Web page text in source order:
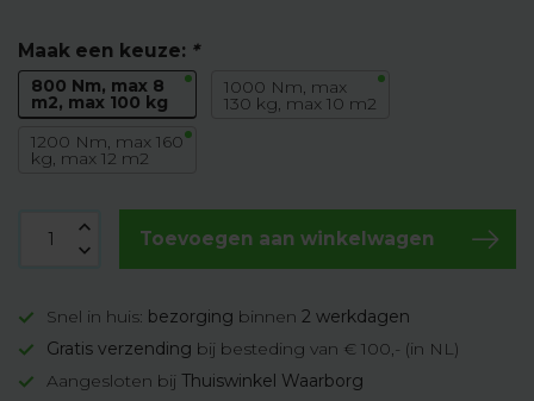
Maak een keuze: *
800 Nm, max 8
m2, max 100 kg
1000 Nm, max
130 kg, max 10 m2
1200 Nm, max 160
kg, max 12 m2
Toevoegen aan winkelwagen
Snel in huis: bezorging binnen 2 werkdagen
Gratis verzending bij besteding van € 100,- (in NL)
Aangesloten bij Thuiswinkel Waarborg